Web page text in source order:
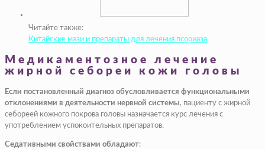
Читайте также:
Китайские мази и препараты для лечения псориаза
Медикаментозное лечение
жирной себореи кожи головы
Если постановленный диагноз обусловливается функциональными
отклонениями в деятельности нервной системы, пациенту с жирной
себореей кожного покрова головы назначается курс лечения с
употреблением успокоительных препаратов.
Седативными свойствами обладают: